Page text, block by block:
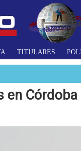
TITULARES
en Córdoba